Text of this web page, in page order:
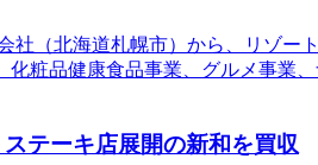
社（北海道札幌市）から、リゾ
粧品健康食品事業、グルメ事業
テーキ店展開の新和を買収